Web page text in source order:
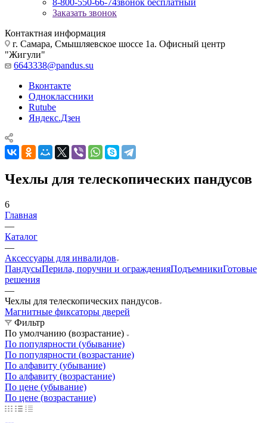
8-800-550-66-74звонок бесплатный
Заказать звонок
Контактная информация
г. Самара, Смышляевское шоссе 1а. Офисный центр
"Жигули"
6643338@pandus.su
Вконтакте
Одноклассники
Rutube
Яндекс.Дзен
Чехлы для телескопических пандусов
6
Главная
—
Каталог
—
Аксессуары для инвалидов
ПандусыПерила, поручни и огражденияПодъемникиГотовые
решения
—
Чехлы для телескопических пандусов
Магнитные фиксаторы дверей
Фильтр
По умолчанию (возрастание)
По популярности (убывание)
По популярности (возрастание)
По алфавиту (убывание)
По алфавиту (возрастание)
По цене (убывание)
По цене (возрастание)